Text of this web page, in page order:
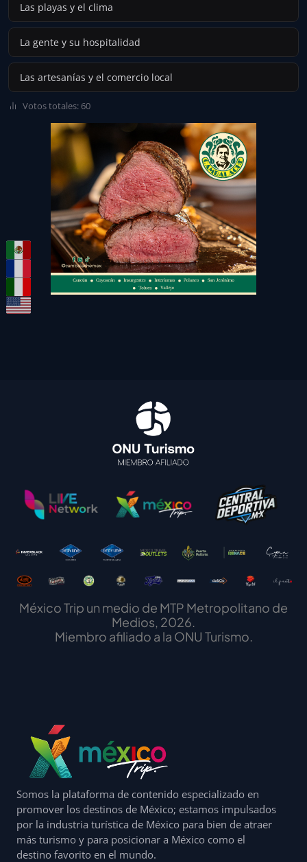
Las playas y el clima
La gente y su hospitalidad
Las artesanías y el comercio local
Votos totales: 60
México Trip un medio de MTP Metropolitano de
Medios, 2026.
Miembro afiliado a la ONU Turismo.
Somos la plataforma de contenido especializado en
promover los destinos de México; estamos impulsados
por la industria turística de México para bien de atraer
más turismo y para posicionar a México como el
destino favorito en el mundo.